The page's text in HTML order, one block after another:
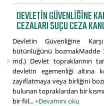
DEVLETIN GÜVENLIĞINE
CEZALARI SUÇU CEZA
Devletin Güvenliğine
bütünlüğünü bozmakMadde
md.) Devlet topraklarının
devletin egemenliği altına
zayıflatmaya veya birliğini
bulunan topraklardan bir
bir fiil...+Devamını oku